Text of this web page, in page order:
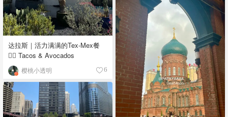
达拉斯｜活力满满的Tex-Mex餐
👉🏼 Tacos & Avocados
樱桃小透明 6